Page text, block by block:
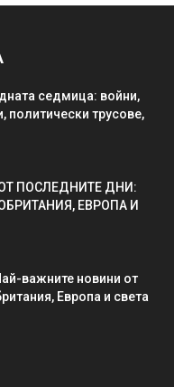
седмица: войни,
политически трусове,
ПОСЛЕДНИТЕ ДНИ:
ЕВРОПА И
важните новини от
Европа и света